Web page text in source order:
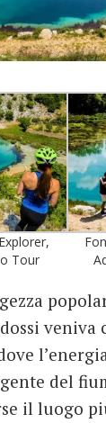
Tour
veniva
del
il luogo